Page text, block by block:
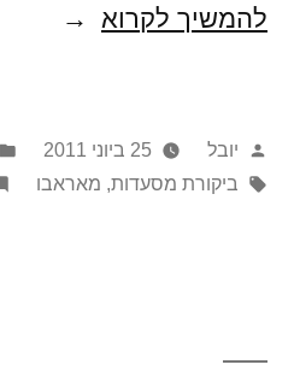
להמשיך לקרוא מאראבו
של
פורסם
על
יובל 25 ביוני 2011
תגיות:
ביקורת מסעדות, מאראבו